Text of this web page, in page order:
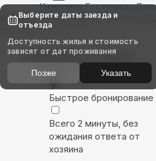
Квартиры Гостиницы
Найдём, где остановиться в
Показать на карте
Выбирайте лучшее
Быстрое бронирование
Всего 2 минуты, без
ожидания ответа от
хозяина
Выберите даты заезда и
отъезда
Доступность жилья и стоимость
зависят от дат проживания
Позже Указать